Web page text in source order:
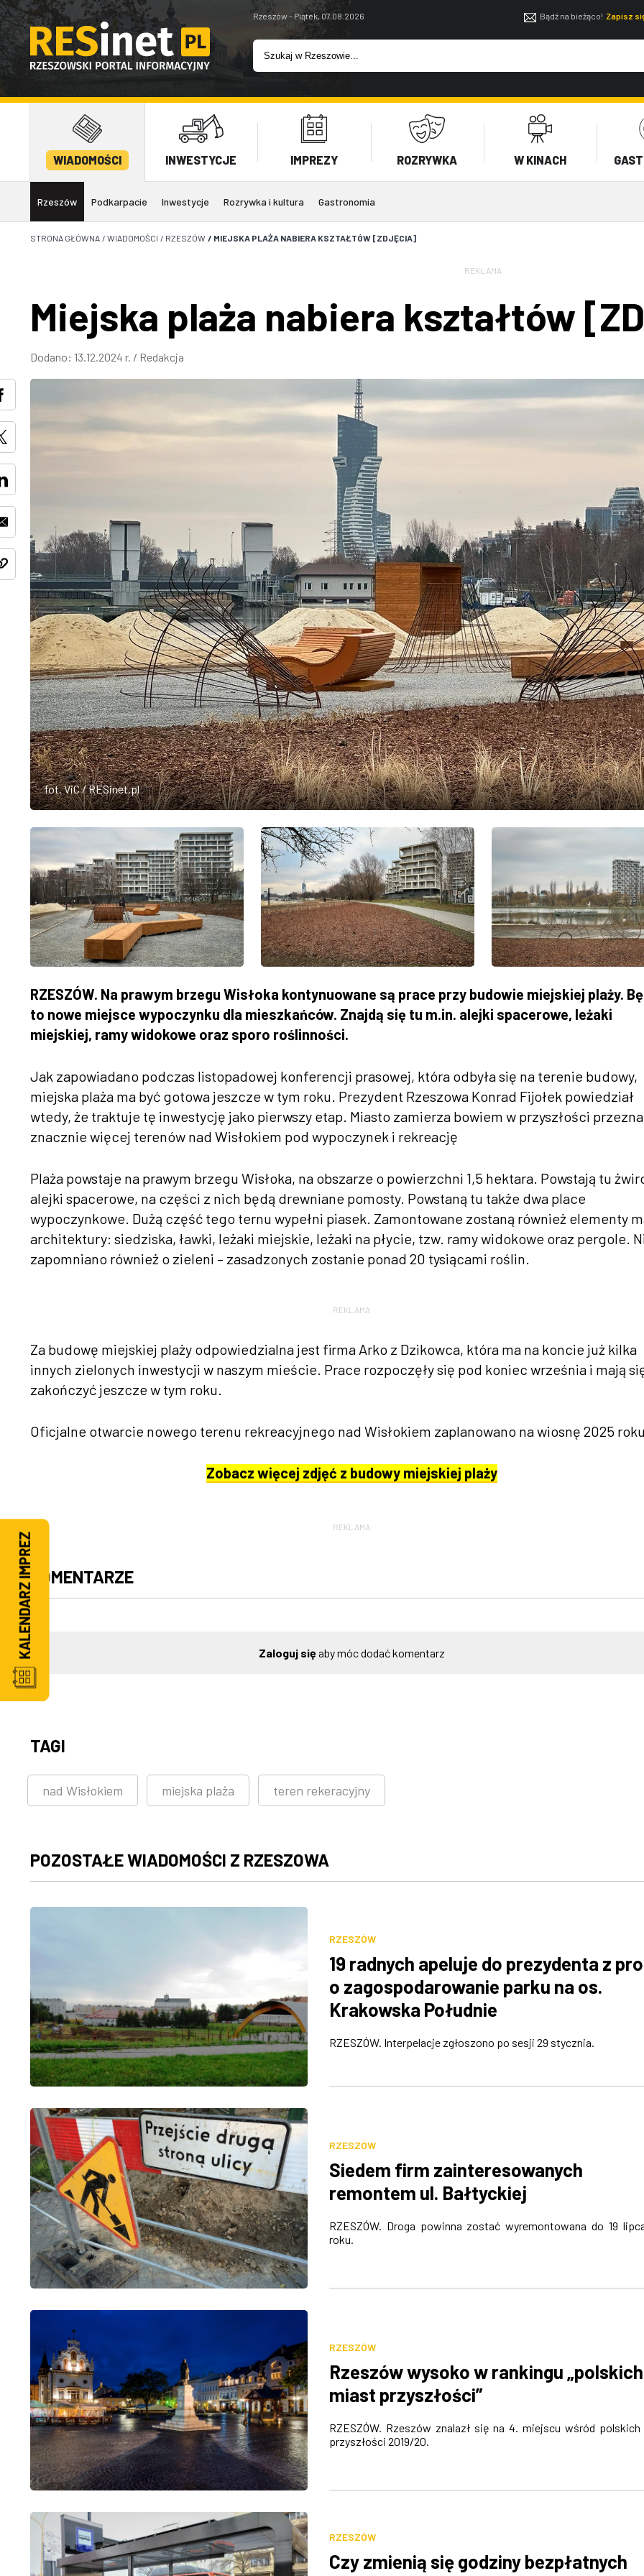
Rzeszów - Piątek, 07.08.2026 Bądź na bieżąco! Zapisz
WIADOMOŚCI INWESTYCJE IMPREZY ROZRYWKA W KINACH
Rzeszów Podkarpacie Inwestycje Rozrywka i kultura Gastronomia
STRONA GŁÓWNA / WIADOMOŚCI / RZESZÓW / MIEJSKA PLAŻA NABIERA KSZTAŁTÓW [ZDJĘCIA]
REKLAMA
Miejska plaża nabiera kształtów
Dodano: 13.12.2024 r. / Redakcja
fot. ViC / RESinet.pl
RZESZÓW. Na prawym brzegu Wisłoka kontynuowane są prace przy budowie miejskiej plaży.
to nowe miejsce wypoczynku dla mieszkańców. Znajdą się tu m.in. alejki spacerowe, leżaki
miejskiej, ramy widokowe oraz sporo roślinności.
Jak zapowiadano podczas listopadowej konferencji prasowej, która odbyła się na terenie budowy,
miejska plaża ma być gotowa jeszcze w tym roku. Prezydent Rzeszowa Konrad Fijołek powiedział
wtedy, że traktuje tę inwestycję jako pierwszy etap. Miasto zamierza bowiem w przyszłości
znacznie więcej terenów nad Wisłokiem pod wypoczynek i rekreację
Plaża powstaje na prawym brzegu Wisłoka, na obszarze o powierzchni 1,5 hektara. Powstają tu
alejki spacerowe, na części z nich będą drewniane pomosty. Powstaną tu także dwa place
wypoczynkowe. Dużą część tego ternu wypełni piasek. Zamontowane zostaną również elementy
architektury: siedziska, ławki, leżaki miejskie, leżaki na płycie, tzw. ramy widokowe oraz pergole.
zapomniano również o zieleni – zasadzonych zostanie ponad 20 tysiącami roślin.
REKLAMA
Za budowę miejskiej plaży odpowiedzialna jest firma Arko z Dzikowca, która ma na koncie już kilka
innych zielonych inwestycji w naszym mieście. Prace rozpoczęły się pod koniec września i mają
zakończyć jeszcze w tym roku.
Oficjalne otwarcie nowego terenu rekreacyjnego nad Wisłokiem zaplanowano na wiosnę 2025
Zobacz więcej zdjęć z budowy miejskiej plaży
REKLAMA
KOMENTARZE
Zaloguj sięaby móc dodać komentarz
TAGI
nad Wisłokiem miejska plaża teren rekeracyjny
POZOSTAŁE WIADOMOŚCI Z RZESZOWA
RZESZÓW
19 radnych apeluje do prezydenta z
o zagospodarowanie parku na os.
Krakowska Południe
RZESZÓW. Interpelacje zgłoszono po sesji 29 stycznia.
RZESZÓW
Siedem firm zainteresowanych
remontem ul. Bałtyckiej
RZESZÓW. Droga powinna zostać wyremontowana do 19
roku.
RZESZÓW
Rzeszów wysoko w rankingu „polskich
miast przyszłości”
RZESZÓW. Rzeszów znalazł się na 4. miejscu wśród
przyszłości 2019/20.
RZESZÓW
Czy zmienią się godziny bezpłatnych
KALENDARZ IMPREZ